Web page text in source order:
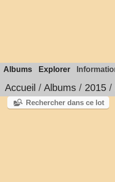
Albums Explorer
Accueil / Albums / 2015 /
Rechercher dans ce lot